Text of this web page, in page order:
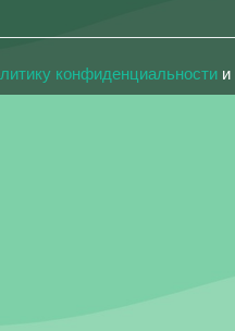
конфиденциальности и